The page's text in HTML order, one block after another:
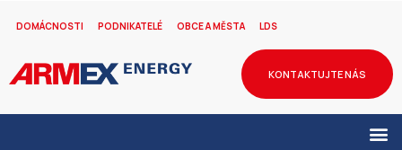
DOMÁCNOSTI PODNIKATELÉ OBCE A MĚSTA LDS
KONTAKTUJTE NÁS